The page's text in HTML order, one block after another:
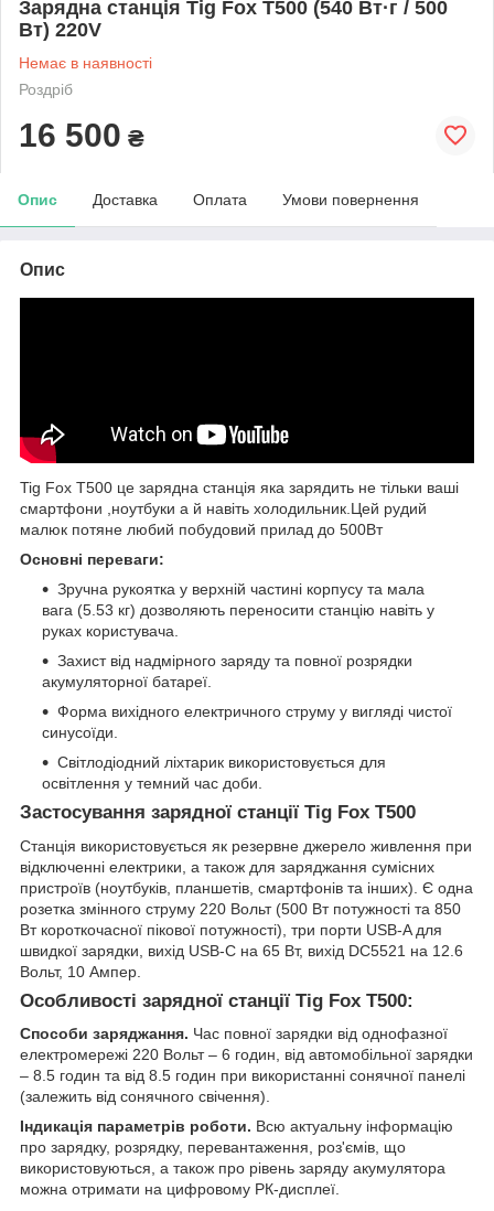
Зарядна станція Tig Fox T500 (540 Вт·г / 500
Вт) 220V
Немає в наявності
Роздріб
16 500 ₴
Опис Доставка Оплата Умови повернення
Опис
Tig Fox T500 це зарядна станцiя яка зарядить не тiльки вашi
смартфони ,ноутбуки а й навiть холодильник.Цей рудий
малюк потяне любий побудовий прилад до 500Вт
Основні переваги:
Зручна рукоятка у верхній частині корпусу та мала
вага (5.53 кг) дозволяють переносити станцію навіть у
руках користувача.
Захист від надмірного заряду та повної розрядки
акумуляторної батареї.
Форма вихідного електричного струму у вигляді чистої
синусоїди.
Світлодіодний ліхтарик використовується для
освітлення у темний час доби.
Застосування зарядної станції Tig Fox T500
Станція використовується як резервне джерело живлення при
відключенні електрики, а також для заряджання сумісних
пристроїв (ноутбуків, планшетів, смартфонів та інших). Є одна
розетка змінного струму 220 Вольт (500 Вт потужності та 850
Вт короткочасної пікової потужності), три порти USB-A для
швидкої зарядки, вихід USB-C на 65 Вт, вихід DC5521 на 12.6
Вольт, 10 Ампер.
Особливості зарядної станції Tig Fox T500:
Способи заряджання. Час повної зарядки від однофазної
електромережі 220 Вольт – 6 годин, від автомобільної зарядки
– 8.5 годин та від 8.5 годин при використанні сонячної панелі
(залежить від сонячного свічення).
Індикація параметрів роботи. Всю актуальну інформацію
про зарядку, розрядку, перевантаження, роз'ємів, що
використовуються, а також про рівень заряду акумулятора
можна отримати на цифровому РК-дисплеї.